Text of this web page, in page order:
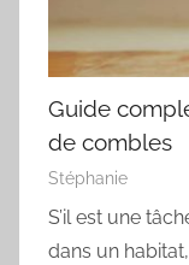
Guide
de combles
Stéphanie
S’il est une
dans un